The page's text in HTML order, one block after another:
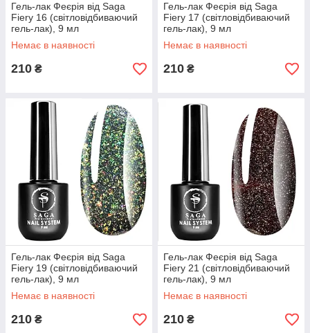
Гель-лак Феєрія від Saga
Fiery 16 (світловідбиваючий
гель-лак), 9 мл
Немає в наявності
210 ₴
Гель-лак Феєрія від Saga
Fiery 17 (світловідбиваючий
гель-лак), 9 мл
Немає в наявності
210 ₴
Гель-лак Феєрія від Saga
Fiery 19 (світловідбиваючий
гель-лак), 9 мл
Немає в наявності
210 ₴
Гель-лак Феєрія від Saga
Fiery 21 (світловідбиваючий
гель-лак), 9 мл
Немає в наявності
210 ₴